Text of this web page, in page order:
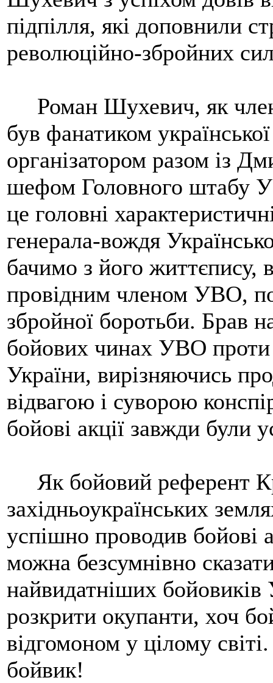
підпілля, які доповнили
революційно-збройних
Роман Шухевич, як
був фанатиком
організатором разом із
шефом Головного штабу
це головні
генерала-вождя
бачимо з його життєпису,
провідним членом УВО,
збройної боротьби. Брав
бойових чинах УВО проти
України, вирізняючись
відвагою і суворою
бойові акції завжди були
Як бойовий референт
західньоукраїнських
успішно проводив бойові
можна безсумнівно
найвидатніших
розкрити окупанти, хоч
відгомоном у цілому
бойвик!